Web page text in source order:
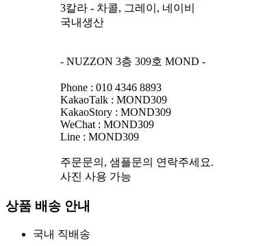
3칼라 - 차콜, 그레이, 네이비
국내생산
- NUZZON 3층 309호 MOND -
Phone : 010 4346 8893
KakaoTalk : MOND309
KakaoStory : MOND309
WeChat : MOND309
Line : MOND309
주문문의, 샘플문의 연락주세요.
사진 사용 가능
상품 배송 안내
국내 직배송